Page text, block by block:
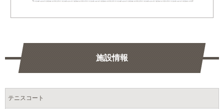
施設情報
テニスコート